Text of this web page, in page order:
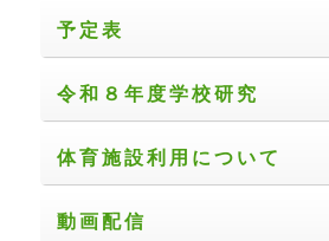
予定表
令和８年度学校研究
体育施設利用について
動画配信